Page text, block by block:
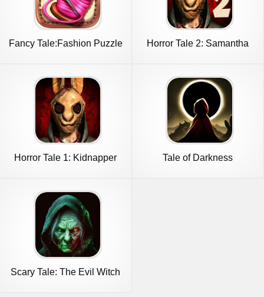
Fancy Tale:Fashion Puzzle
Horror Tale 2: Samantha
Horror Tale 1: Kidnapper Tale of Darkness
Scary Tale: The Evil Witch